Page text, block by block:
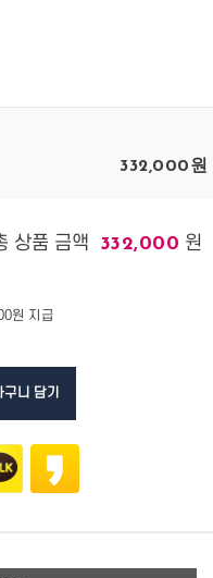
332,000원
상품 금액 332,000 원
원 지급
구니 담기